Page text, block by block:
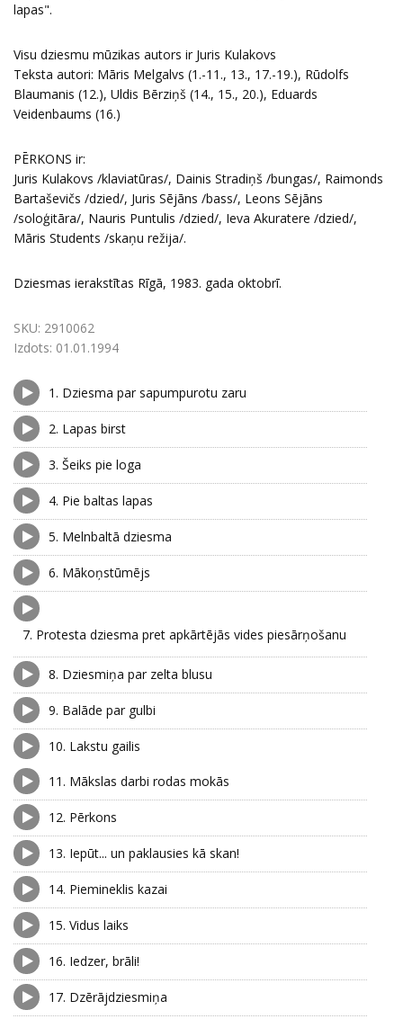
lapas".
Visu dziesmu mūzikas autors ir Juris Kulakovs
Teksta autori: Māris Melgalvs (1.-11., 13., 17.-19.), Rūdolfs
Blaumanis (12.), Uldis Bērziņš (14., 15., 20.), Eduards
Veidenbaums (16.)
PĒRKONS ir:
Juris Kulakovs /klaviatūras/, Dainis Stradiņš /bungas/, Raimonds
Bartaševičs /dzied/, Juris Sējāns /bass/, Leons Sējāns
/soloģitāra/, Nauris Puntulis /dzied/, Ieva Akuratere /dzied/,
Māris Students /skaņu režija/.
Dziesmas ierakstītas Rīgā, 1983. gada oktobrī.
SKU: 2910062
Izdots: 01.01.1994
1. Dziesma par sapumpurotu zaru
2. Lapas birst
3. Šeiks pie loga
4. Pie baltas lapas
5. Melnbaltā dziesma
6. Mākoņstūmējs
7. Protesta dziesma pret apkārtējās vides piesārņošanu
8. Dziesmiņa par zelta blusu
9. Balāde par gulbi
10. Lakstu gailis
11. Mākslas darbi rodas mokās
12. Pērkons
13. Iepūt... un paklausies kā skan!
14. Piemineklis kazai
15. Vidus laiks
16. Iedzer, brāli!
17. Dzērājdziesmiņa